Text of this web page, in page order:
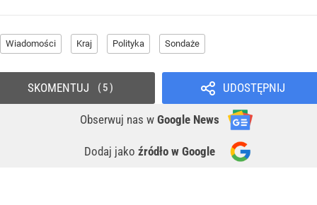
Wiadomości Kraj Polityka Sondaże
UDOSTĘPNIJ
Obserwuj nas w Google News
Dodaj jako źródło w Google
SKOMENTUJ 5